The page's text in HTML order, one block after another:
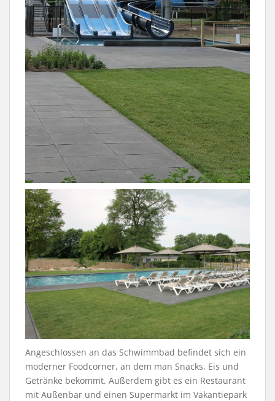
Angeschlossen an das Schwimmbad befindet sich ein
moderner Foodcorner, an dem man Snacks, Eis und
Getränke bekommt. Außerdem gibt es ein Restaurant
mit Außenbar und einen Supermarkt im Vakantiepark